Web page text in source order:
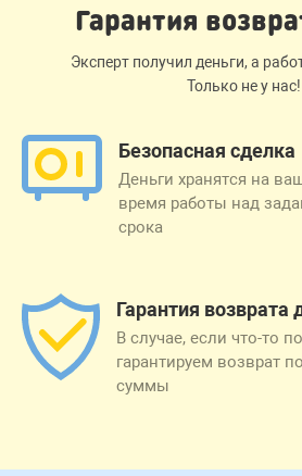
Гарантия
Эксперт получил деньги, а
Только не у нас!
Безопасная сделка
Деньги хранятся на
время работы над
срока
Гарантия возврата
В случае, если что-то
гарантируем возврат
суммы